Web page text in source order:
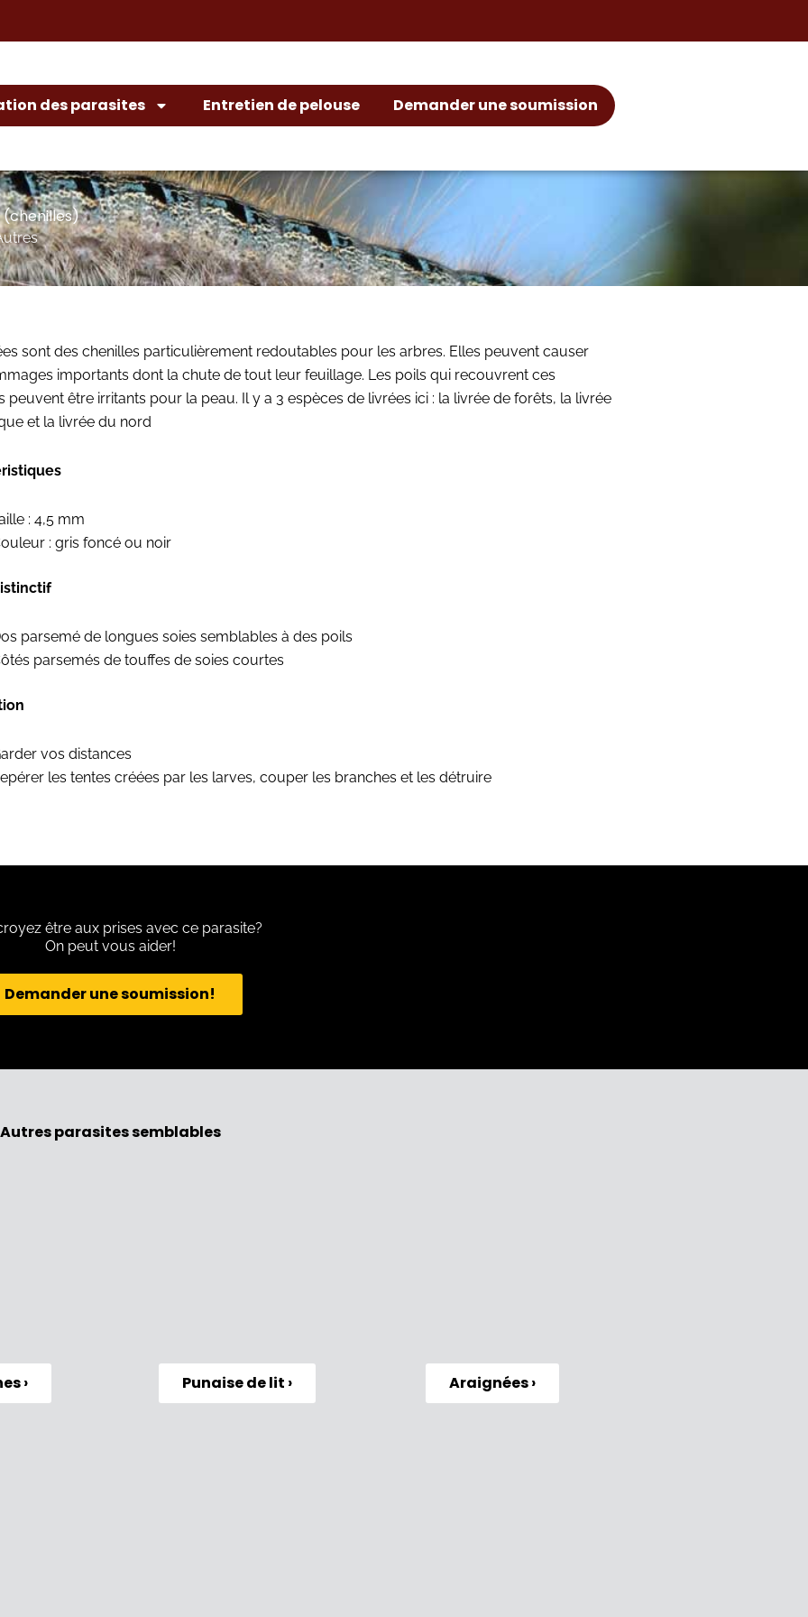
des parasites Entretien de pelouse Demander une soumission
(chenilles)
sont des chenilles particulièrement redoutables pour les arbres. Elles peuvent causer
importants dont la chute de tout leur feuillage. Les poils qui recouvrent ces
peuvent être irritants pour la peau. Il y a 3 espèces de livrées ici : la livrée de forêts, la livrée
et la livrée du nord
: 4,5 mm
: gris foncé ou noir
parsemé de longues soies semblables à des poils
parsemés de touffes de soies courtes
vos distances
les tentes créées par les larves, couper les branches et les détruire
être aux prises avec ce parasite?
On peut vous aider!
Demander une soumission!
Autres parasites semblables
› Punaise de lit › Araignées ›